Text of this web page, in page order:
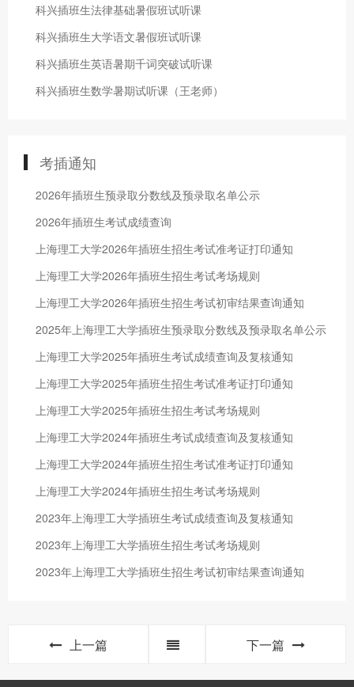
科兴插班生法律基础暑假班试听课
科兴插班生大学语文暑假班试听课
科兴插班生英语暑期千词突破试听课
科兴插班生数学暑期试听课（王老师）
考插通知
2026年插班生预录取分数线及预录取名单公示
2026年插班生考试成绩查询
上海理工大学2026年插班生招生考试准考证打印通知
上海理工大学2026年插班生招生考试考场规则
上海理工大学2026年插班生招生考试初审结果查询通知
2025年上海理工大学插班生预录取分数线及预录取名单公示
上海理工大学2025年插班生考试成绩查询及复核通知
上海理工大学2025年插班生招生考试准考证打印通知
上海理工大学2025年插班生招生考试考场规则
上海理工大学2024年插班生考试成绩查询及复核通知
上海理工大学2024年插班生招生考试准考证打印通知
上海理工大学2024年插班生招生考试考场规则
2023年上海理工大学插班生考试成绩查询及复核通知
2023年上海理工大学插班生招生考试考场规则
2023年上海理工大学插班生招生考试初审结果查询通知
上一篇 下一篇